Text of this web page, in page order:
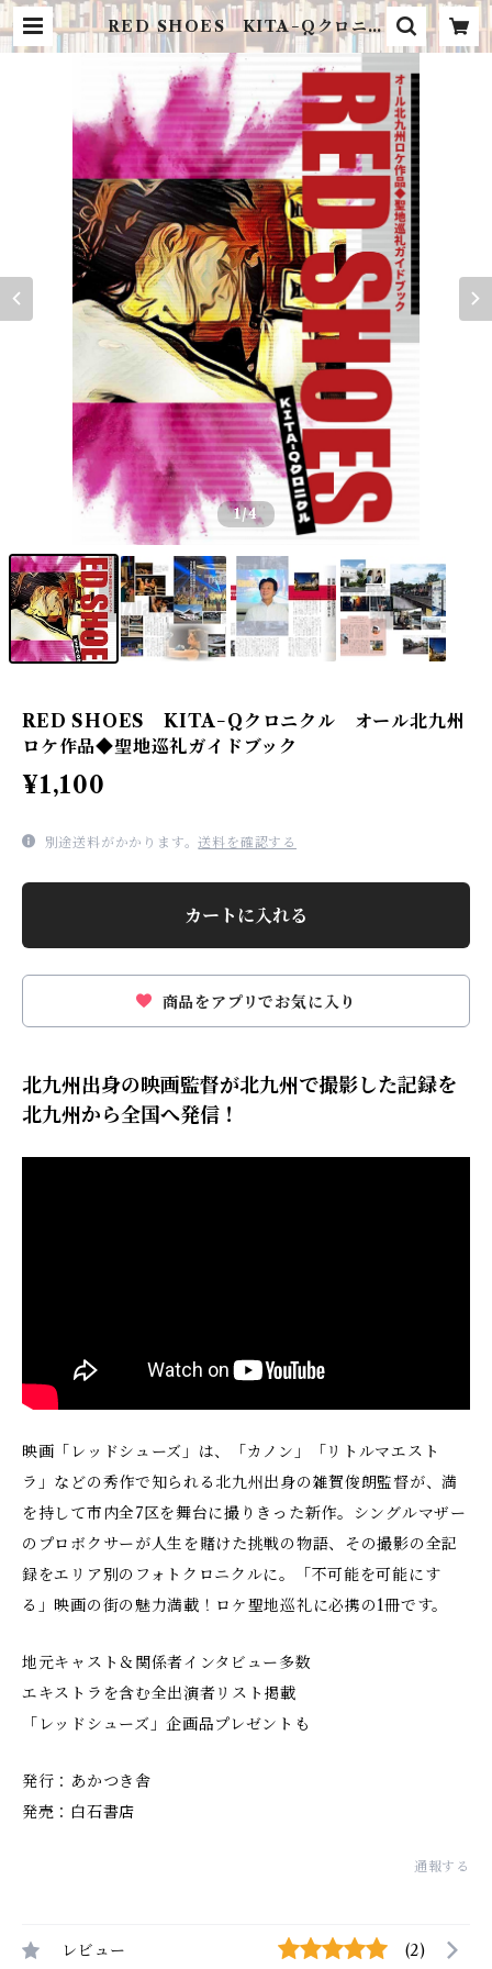
RED SHOES KITA−Qクロニク
ル オール北九州ロケ作品◆聖地巡
礼ガイドブック | （有）白石書店
1/4
RED SHOES KITA−Qクロニクル オール北九州
ロケ作品◆聖地巡礼ガイドブック
¥1,100
別途送料がかかります。送料を確認する
カートに入れる
商品をアプリでお気に入り
北九州出身の映画監督が北九州で撮影した記録を
北九州から全国へ発信！
映画「レッドシューズ」は、「カノン」「リトルマエスト
ラ」などの秀作で知られる北九州出身の雑賀俊朗監督が、満
を持して市内全7区を舞台に撮りきった新作。シングルマザー
のプロボクサーが人生を賭けた挑戦の物語、その撮影の全記
録をエリア別のフォトクロニクルに。「不可能を可能にす
る」映画の街の魅力満載！ロケ聖地巡礼に必携の1冊です。
地元キャスト＆関係者インタビュー多数
エキストラを含む全出演者リスト掲載
「レッドシューズ」企画品プレゼントも
発行：あかつき舎
発売：白石書店
通報する
レビュー (2)